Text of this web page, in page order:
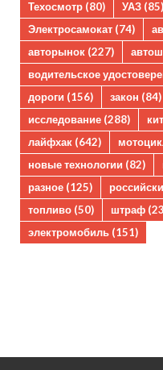
Техосмотр (80) УАЗ (85)
Электросамокат (74)
авторынок (227)
водительское
дороги (156) закон (84)
исследование (288)
лайфхак (642)
новые технологии (82)
разное (125)
топливо (50) штраф
электромобиль (151)